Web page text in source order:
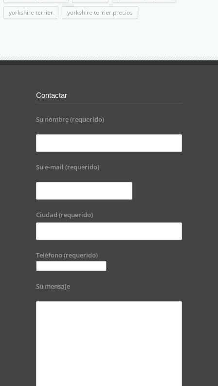
yorkshire terrier
yorkshire terrier precios
Contactar
Su nombre (requerido)
Su e-mail (requerido)
Ciudad (requerido)
Teléfono (requerido)
Su mensaje